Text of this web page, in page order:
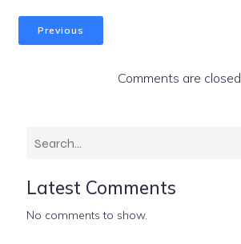
Previous
Comments are closed
Latest Comments
No comments to show.